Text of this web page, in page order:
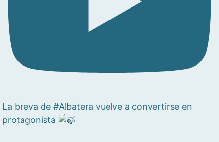
La breva de #Albatera vuelve a convertirse en
protagonista